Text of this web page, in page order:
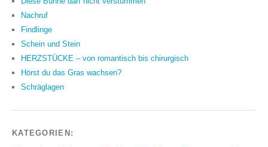
Nachruf
Findlinge
Schein und Stein
HERZSTÜCKE – von romantisch bis chirurgisch
Hörst du das Gras wachsen?
Schräglagen
KATEGORIEN: